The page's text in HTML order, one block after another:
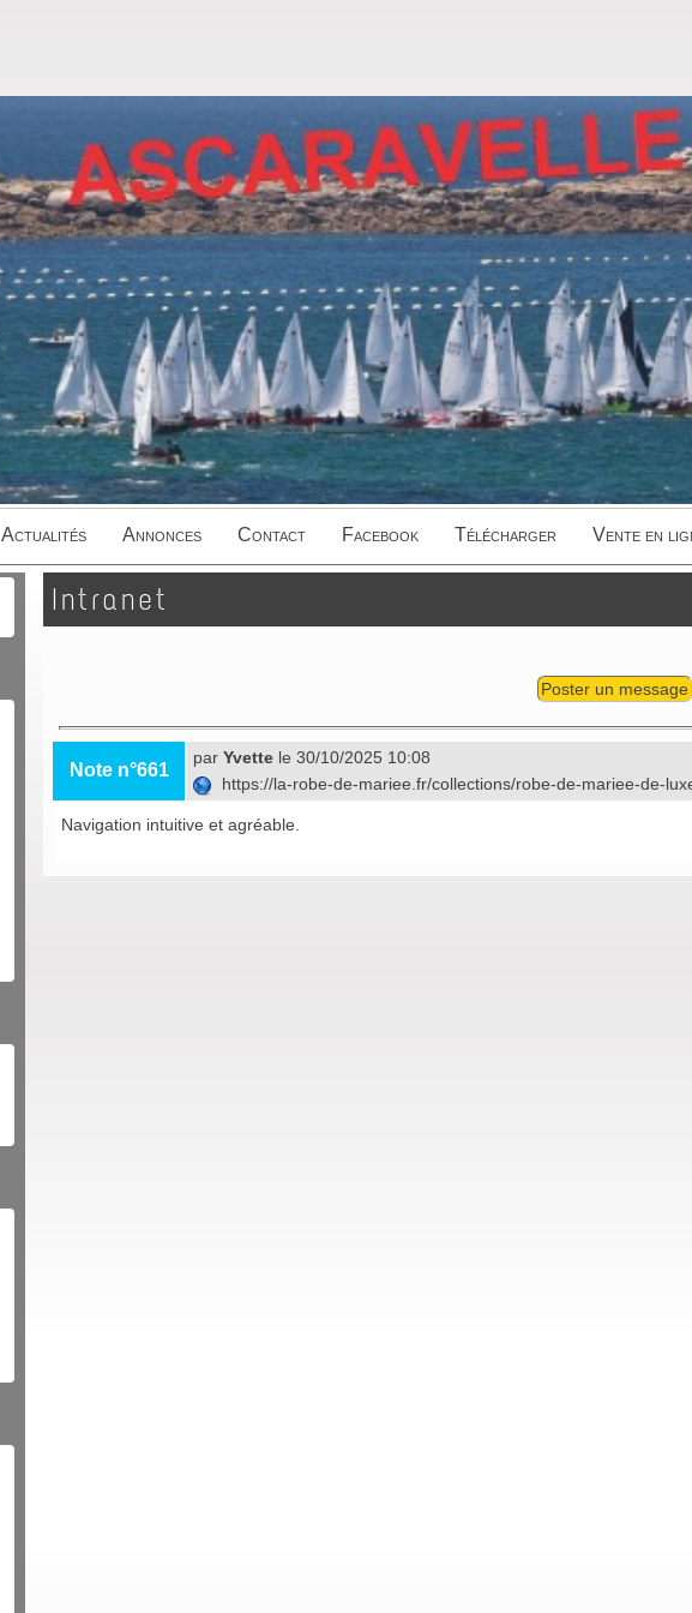
Actualités Annonces Contact Facebook Télécharger Vente en
Intranet
Poster un message
Note n°661
par Yvette le 30/10/2025 10:08
https://la-robe-de-mariee.fr/collections/robe-de-mariee-de-
Navigation intuitive et agréable.